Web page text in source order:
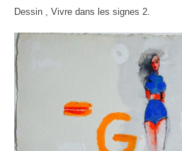
Dessin , Vivre dans les signes 2.